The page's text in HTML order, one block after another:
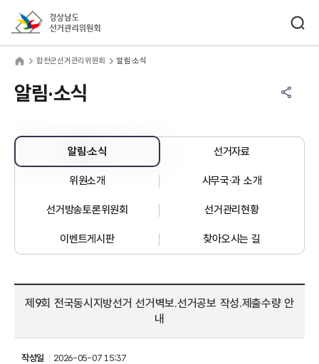
합천군선거관리위원회 알림·소식
알림·소식
알림·소식 선거자료
위원소개 사무국·과 소개
선거방송토론위원회 선거관리현황
이벤트게시판 찾아오시는 길
제9회 전국동시지방선거 선거벽보.선거공보 작성.제출수량 안
내
작성일 2026-05-07 15:37